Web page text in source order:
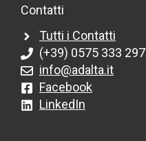
Contatti
Tutti i Contatti
(+39) 0575 333 297
info@adalta.it
Facebook
LinkedIn